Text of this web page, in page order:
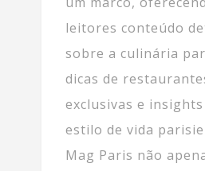
leitores conteúdo
sobre a culinária
dicas de
exclusivas e
estilo de vida
Mag Paris não